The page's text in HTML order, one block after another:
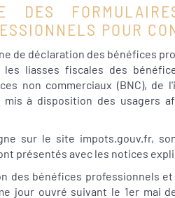
DES
POUR
de déclaration des bénéfices
liasses fiscales des
non commerciaux (BNC),
à disposition des usagers
sur le site impots.gouv.fr,
présentés avec les notices
des bénéfices professionnels
jour ouvré suivant le 1er mai